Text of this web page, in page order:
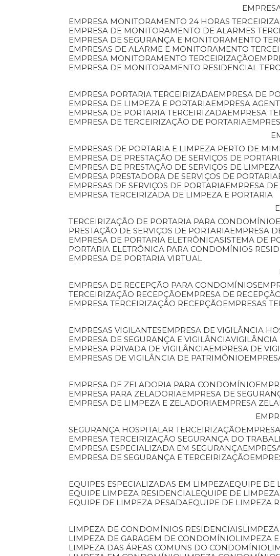
EMPRESA MONITORAMENTO 24 HORAS
EMPRESA DE MONITORAMENTO DE ALARMES
EMPRESA DE SEGURANÇA E MONITORAMENTO
EMPRESAS DE ALARME E MONITORAMENTO
EMPRESA MONITORAMENTO TERCEIRIZAÇÃO
EMPRESA DE MONITORAMENTO RESIDENCIAL
EMPRESA PORTARIA TERCEIRIZADA EMPRESA DE
EMPRESA DE LIMPEZA E PORTARIA EMPRESA
EMPRESA DE PORTARIA TERCEIRIZADA EMPRESA
EMPRESA DE TERCEIRIZAÇÃO DE PORTARIA
EMPRESAS DE PORTARIA E LIMPEZA PERTO DE MIM
EMPRESA DE PRESTAÇÃO DE SERVIÇOS DE
EMPRESA DE PRESTAÇÃO DE SERVIÇOS DE
EMPRESA PRESTADORA DE SERVIÇOS DE PORTARIA
EMPRESAS DE SERVIÇOS DE PORTARIA EMPRESA
EMPRESA TERCEIRIZADA DE LIMPEZA E PORTARIA
TERCEIRIZAÇÃO DE PORTARIA PARA CONDOMÍNIO
PRESTAÇÃO DE SERVIÇOS DE PORTARIA EMPRESA
EMPRESA DE PORTARIA ELETRÔNICA SISTEMA DE
PORTARIA ELETRÔNICA PARA CONDOMÍNIOS
EMPRESA DE PORTARIA VIRTUAL
EMPRESA DE RECEPÇÃO PARA CONDOMÍNIOS
TERCEIRIZAÇÃO RECEPÇÃO
EMPRESA DE
EMPRESA TERCEIRIZAÇÃO RECEPÇÃO
EMPRESAS
EMPRESAS VIGILANTES
EMPRESA DE VIGILÂNCIA
EMPRESA DE SEGURANÇA E VIGILÂNCIA
EMPRESA PRIVADA DE VIGILÂNCIA EMPRESA DE
EMPRESAS DE VIGILÂNCIA DE PATRIMÔNIO
EMPRESA DE ZELADORIA PARA CONDOMÍNIO
EMPRESA PARA ZELADORIA EMPRESA DE
EMPRESA DE LIMPEZA E ZELADORIA EMPRESA
SEGURANÇA HOSPITALAR TERCEIRIZAÇÃO
EMPRESA TERCEIRIZAÇÃO SEGURANÇA DO
EMPRESA ESPECIALIZADA EM SEGURANÇA
EMPRESA DE SEGURANÇA E TERCEIRIZAÇÃO
EQUIPES ESPECIALIZADAS EM LIMPEZA EQUIPE
EQUIPE LIMPEZA RESIDENCIAL EQUIPE DE
EQUIPE DE LIMPEZA PESADA EQUIPE DE LIMPEZA
LIMPEZA DE CONDOMÍNIOS RESIDENCIAIS
LIMPEZA DE GARAGEM DE CONDOMÍNIO LIMPEZA
LIMPEZA DAS ÁREAS COMUNS DO CONDOMÍNIO